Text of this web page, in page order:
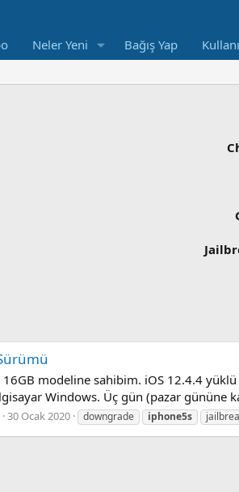
Neler Yeni Bağış Yap
16GB modeline sahibim. iOS 12.4.4
Windows. Üç gün (pazar gününe
30 Ocak 2020 downgrade iphone5s